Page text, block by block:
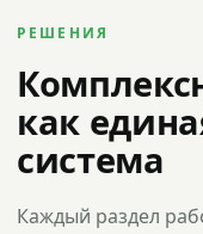
РЕШЕНИЯ
как
система
Каждый раздел